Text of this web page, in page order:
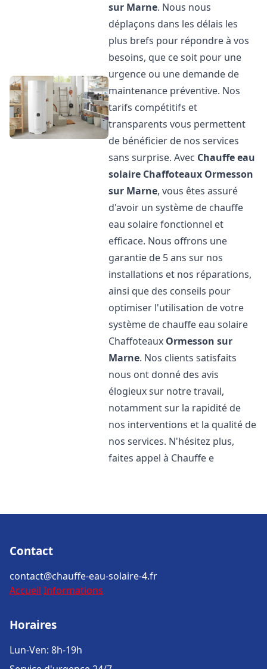
sur Marne. Nous nous
déplaçons dans les délais les
plus brefs pour répondre à vos
besoins, que ce soit pour une
urgence ou une demande de
maintenance préventive. Nos
tarifs compétitifs et
transparents vous permettent
de bénéficier de nos services
sans surprise. Avec Chauffe eau
solaire Chaffoteaux Ormesson
sur Marne, vous êtes assuré
d'avoir un système de chauffe
eau solaire fonctionnel et
efficace. Nous offrons une
garantie de 5 ans sur nos
installations et nos réparations,
ainsi que des conseils pour
optimiser l'utilisation de votre
système de chauffe eau solaire
Chaffoteaux Ormesson sur
Marne. Nos clients satisfaits
nous ont donné des avis
élogieux sur notre travail,
notamment sur la rapidité de
nos interventions et la qualité de
nos services. N'hésitez plus,
faites appel à Chauffe e
Contact
contact@chauffe-eau-solaire-4.fr
Accueil Informations
Horaires
Lun-Ven: 8h-19h